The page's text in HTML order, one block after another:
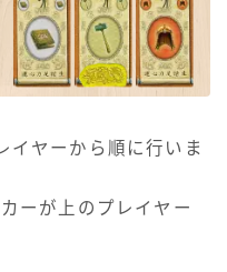
イヤーから順に行いま
ーが上のプレイヤー